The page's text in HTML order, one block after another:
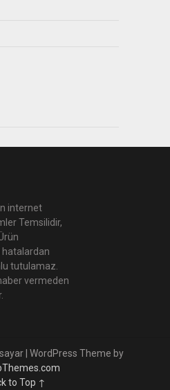
internet
Temsilidir,
hatalardan
tutulamaz.
vermeden
| WordPress Theme by
to Top ↑